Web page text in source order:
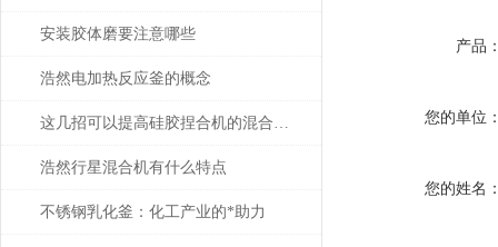
安装胶体磨要注意哪些
浩然电加热反应釜的概念
这几招可以提高硅胶捏合机的混合性能
浩然行星混合机有什么特点
不锈钢乳化釜：化工产业的*助力
产品
您的单位
您的姓名